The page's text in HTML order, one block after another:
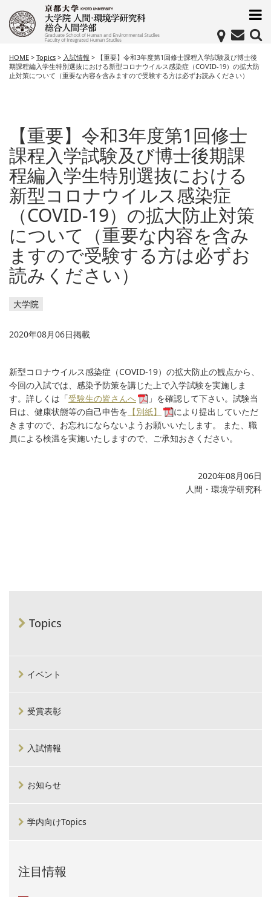
HOME > Topics > 入試情報 >
【重要】令和3年度第1回修士課程入学試験及び博士後
期課程編入学生特別選抜における新型コロナウイルス感染症（COVID-19）の拡大防
止対策について（重要な内容を含みますので受験する方は必ずお読みください）
【重要】令和3年度第1回修士
課程入学試験及び博士後期課
程編入学生特別選抜における
新型コロナウイルス感染症
（COVID-19）の拡大防止対策
について（重要な内容を含み
ますので受験する方は必ずお
読みください）
大学院
2020年08月06日掲載
新型コロナウイルス感染症（COVID-19）の拡大防止の観点から、
今回の入試では、感染予防策を講じた上で入学試験を実施しま
す。詳しくは「受験生の皆さんへ
」を確認して下さい。試験当
日は、健康状態等の自己申告を 【別紙】
により提出していただ
きますので、お忘れにならないようお願いいたします。 また、職
員による検温を実施いたしますので、ご承知おきください。
2020年08月06日
人間・環境学研究科
Topics
イベント
受賞表彰
入試情報
お知らせ
学内向けTopics
注目情報